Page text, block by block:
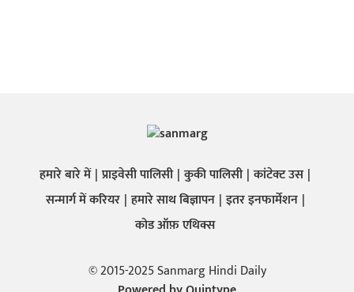
हमारे बारे में प्राइवेसी पालिसी कुकी पालिसी कांटेक्ट उस
सन्मार्ग में करियर हमारे साथ बिज्ञापन इतर इनफार्मेशन
कोड ऑफ़ एथिक्स
© 2015-2025 Sanmarg Hindi Daily